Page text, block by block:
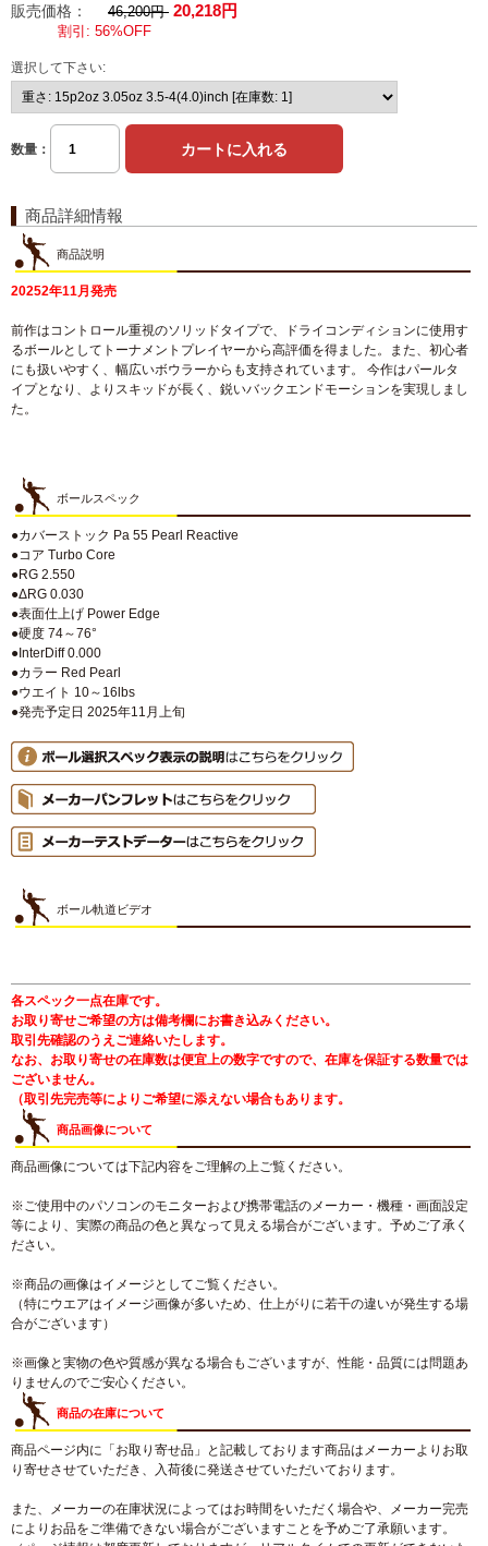
販売価格： 46,200円 20,218円
割引: 56%OFF
選択して下さい:
数量：
商品詳細情報
商品説明
20252年11月発売
前作はコントロール重視のソリッドタイプで、ドライコンディションに使用す
るボールとしてトーナメントプレイヤーから高評価を得ました。また、初心者
にも扱いやすく、幅広いボウラーからも支持されています。 今作はパールタ
イプとなり、よりスキッドが長く、鋭いバックエンドモーションを実現しまし
た。
ボールスペック
●カバーストック Pa 55 Pearl Reactive
●コア Turbo Core
●RG 2.550
●ΔRG 0.030
●表面仕上げ Power Edge
●硬度 74～76°
●InterDiff 0.000
●カラー Red Pearl
●ウエイト 10～16lbs
●発売予定日 2025年11月上旬
ボール軌道ビデオ
各スペック一点在庫です。
お取り寄せご希望の方は備考欄にお書き込みください。
取引先確認のうえご連絡いたします。
なお、お取り寄せの在庫数は便宜上の数字ですので、在庫を保証する数量では
ございません。
（取引先完売等によりご希望に添えない場合もあります。
商品画像について
商品画像については下記内容をご理解の上ご覧ください。
※ご使用中のパソコンのモニターおよび携帯電話のメーカー・機種・画面設定
等により、実際の商品の色と異なって見える場合がございます。予めご了承く
ださい。
※商品の画像はイメージとしてご覧ください。
（特にウエアはイメージ画像が多いため、仕上がりに若干の違いが発生する場
合がございます）
※画像と実物の色や質感が異なる場合もございますが、性能・品質には問題あ
りませんのでご安心ください。
商品の在庫について
商品ページ内に「お取り寄せ品」と記載しております商品はメーカーよりお取
り寄せさせていただき、入荷後に発送させていただいております。
また、メーカーの在庫状況によってはお時間をいただく場合や、メーカー完売
によりお品をご準備できない場合がございますことを予めご了承願います。